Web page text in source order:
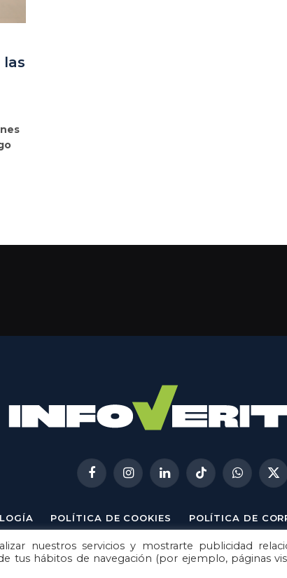
FacebookInstagramLinkedInTikTokWhatsApp
X
POLÍTICA DE COOKIES POLÍTICA DE
© 2026 Metech. Todos los derechos
nuestros servicios y mostrarte publicidad
tus hábitos de navegación (por ejemplo, páginas